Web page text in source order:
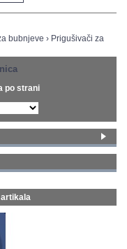
bubnjeve › Prigušivači za
po strani